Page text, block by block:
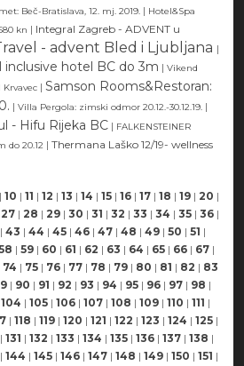
Beč-Bratislava, 12. mj. 2019. | Hotel&Spa
kn | Integral Zagreb - ADVENT u
- advent Bled i Ljubljana |
inclusive hotel BC do 3m | Vikend
| Samson Rooms&Restoran:
| Villa Pergola: zimski odmor 20.12.-30.12.19. |
- Hifu Rijeka BC | FALKENSTEINER
do 20.12 | Thermana Laško 12/19- wellness
| 10 | 11 | 12 | 13 | 14 | 15 | 16 | 17 | 18 | 19 | 20 |
27 | 28 | 29 | 30 | 31 | 32 | 33 | 34 | 35 | 36 |
| 43 | 44 | 45 | 46 | 47 | 48 | 49 | 50 | 51 |
| 59 | 60 | 61 | 62 | 63 | 64 | 65 | 66 | 67 |
74 | 75 | 76 | 77 | 78 | 79 | 80 | 81 | 82 | 83
| 90 | 91 | 92 | 93 | 94 | 95 | 96 | 97 | 98 |
104 | 105 | 106 | 107 | 108 | 109 | 110 | 111 |
| 118 | 119 | 120 | 121 | 122 | 123 | 124 | 125 |
| 131 | 132 | 133 | 134 | 135 | 136 | 137 | 138 |
| 144 | 145 | 146 | 147 | 148 | 149 | 150 | 151 |